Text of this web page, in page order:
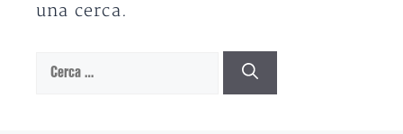
una cerca.
Cerca: